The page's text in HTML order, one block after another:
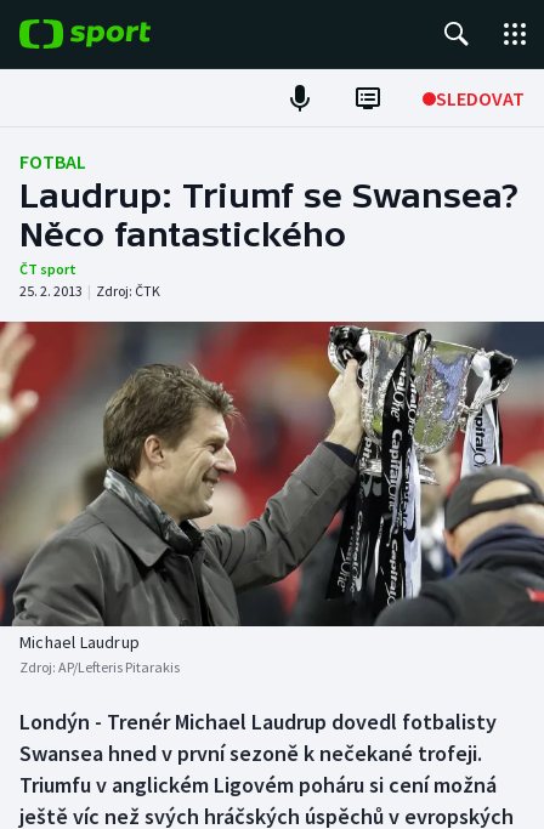
SLEDOVAT
Fotbal
Hokej
Tenis
Atletika
Cyklistika
DALŠÍ SPORTY
Americký fotbal
Baseball a softbal
Basketbal
Biatlon
Boby a skeleton
Box
NEPŘEHLÉDNĚTE
Soutěže
Historické návraty
Aplikace ČT sport
AZ kvíz
FOTBAL
Laudrup: Triumf se Swansea?
Něco fantastického
ČT sport
25. 2. 2013 | Zdroj: ČTK
Michael Laudrup
Zdroj: AP/Lefteris Pitarakis
Londýn - Trenér Michael Laudrup dovedl fotbalisty
Swansea hned v první sezoně k nečekané trofeji.
Triumfu v anglickém Ligovém poháru si cení možná
ještě víc než svých hráčských úspěchů v evropských